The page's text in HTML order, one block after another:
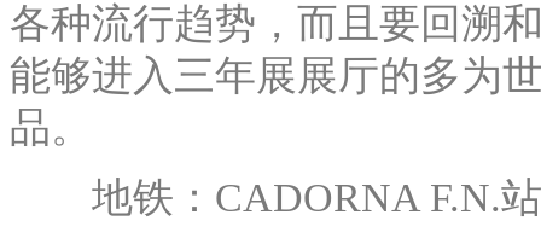
各种流行趋势，而且要回溯
能够进入三年展展厅的多为
品。
地铁：CADORNA F.N.